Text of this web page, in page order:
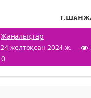
Жаңалықтар
24 желтоқсан 2024 ж.
0